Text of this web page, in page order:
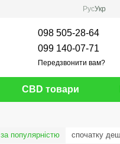
РусУкр
098 505-28-64
099 140-07-71
Передзвонити вам?
CBD товари
за популярністю спочатку